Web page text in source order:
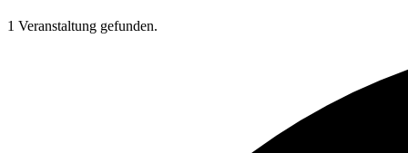
1 Veranstaltung gefunden.